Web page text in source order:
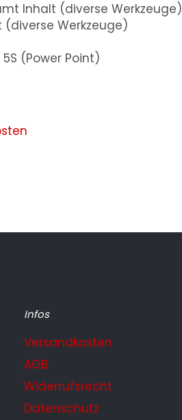
Inhalt (diverse Werkzeuge)
(diverse Werkzeuge)
(Power Point)
Infos
Versandkosten
AGB
Widerrufsrecht
Datenschutz